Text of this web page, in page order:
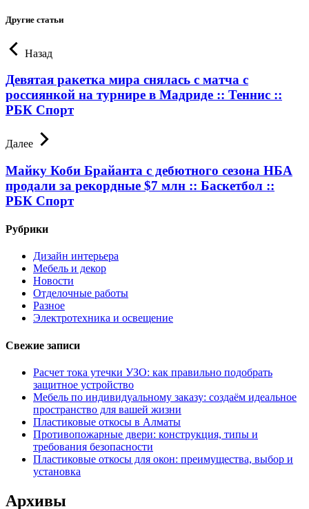
Другие статьи
Назад
Девятая ракетка мира снялась с матча с
россиянкой на турнире в Мадриде :: Теннис ::
РБК Спорт
Далее
Майку Коби Брайанта с дебютного сезона НБА
продали за рекордные $7 млн :: Баскетбол ::
РБК Спорт
Рубрики
Дизайн интерьера
Мебель и декор
Новости
Отделочные работы
Разное
Электротехника и освещение
Свежие записи
Расчет тока утечки УЗО: как правильно подобрать
защитное устройство
Мебель по индивидуальному заказу: создаём идеальное
пространство для вашей жизни
Пластиковые откосы в Алматы
Противопожарные двери: конструкция, типы и
требования безопасности
Пластиковые откосы для окон: преимущества, выбор и
установка
Архивы